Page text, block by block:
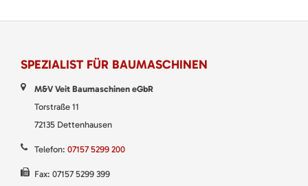
SPEZIALIST FÜR BAUMASCHINEN
M&V Veit Baumaschinen eGbR
Torstraße 11
72135 Dettenhausen
Telefon: 07157 5299 200
Fax: 07157 5299 399